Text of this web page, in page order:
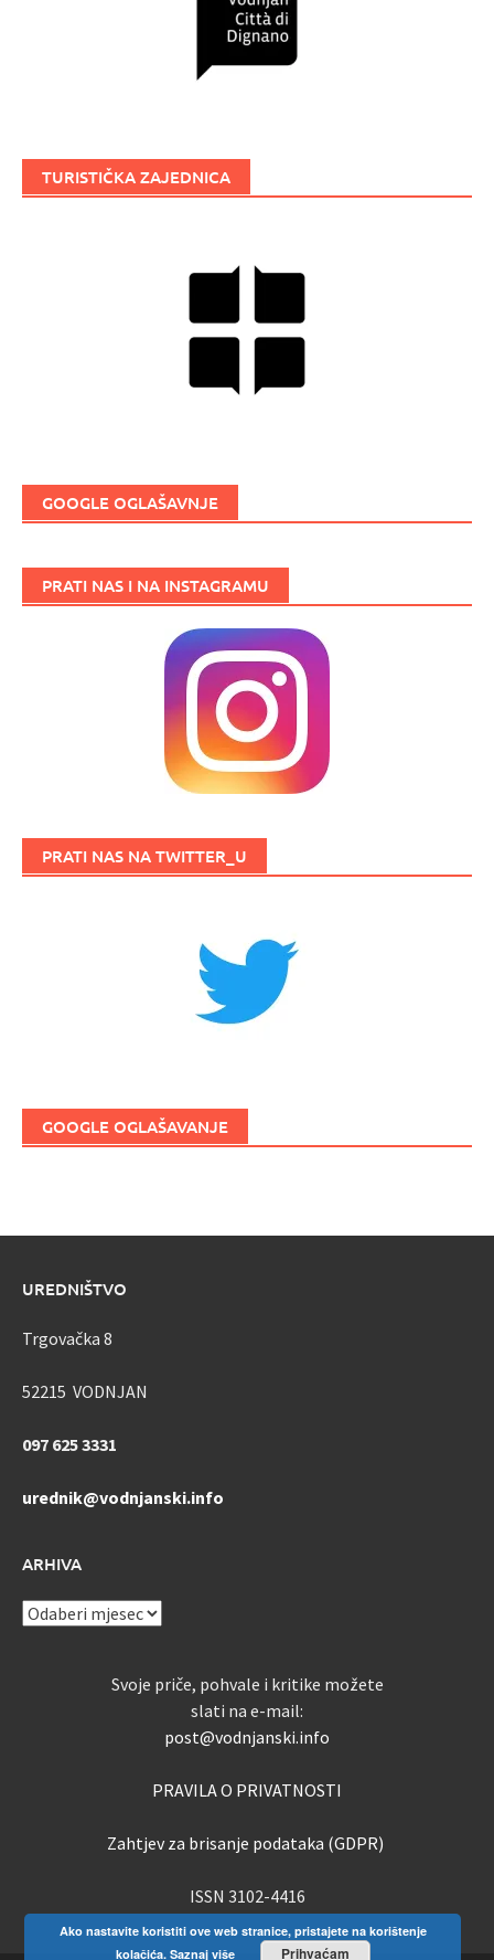
TURISTIČKA ZAJEDNICA
GOOGLE OGLAŠAVNJE
PRATI NAS I NA INSTAGRAMU
PRATI NAS NA TWITTER_U
GOOGLE OGLAŠAVANJE
UREDNIŠTVO
Trgovačka 8
52215 VODNJAN
097 625 3331
urednik@vodnjanski.info
ARHIVA
ARHIVA
Svoje priče, pohvale i kritike možete
slati na e-mail:
post@vodnjanski.info
PRAVILA O PRIVATNOSTI
Zahtjev za brisanje podataka (GDPR)
ISSN 3102-4416
Ako nastavite koristiti ove web stranice, pristajete na korištenje
kolačića. Saznaj više Prihvaćam